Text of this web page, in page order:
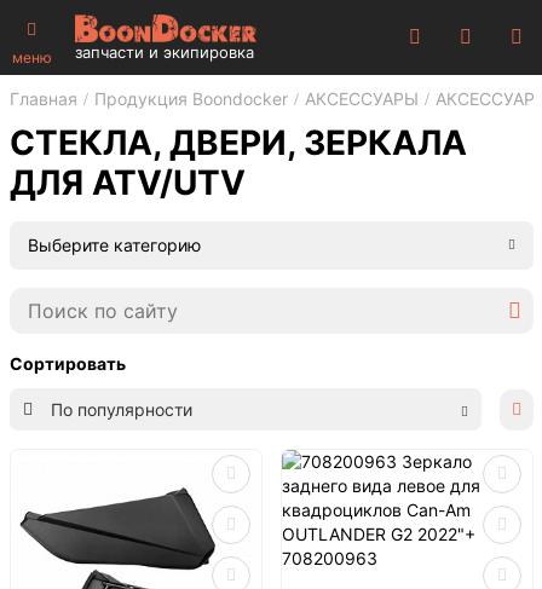
меню запчасти и экипировка
Главная Продукция Boondocker АКСЕССУАРЫ
СТЕКЛА, ДВЕРИ, ЗЕРКАЛА
ДЛЯ ATV/UTV
Выберите категорию
Сортировать
По популярности